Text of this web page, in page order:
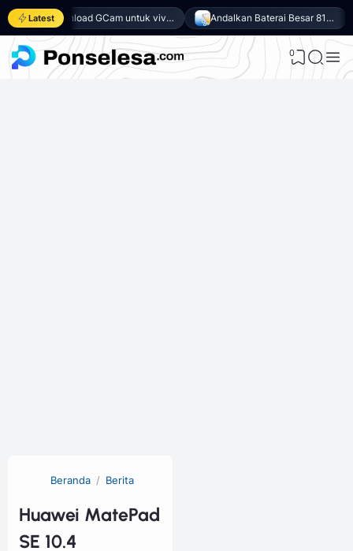
Latest Download GCam untuk vivo Y500 (GCam APK 9.6 & LMC 8.4) Andalkan Baterai Besar 8100mAh dan SoC Unisoc T7300, Ini dia 10 Keunggulan vivo Y500 4G
0
Beranda Berita
Huawei MatePad
SE 10.4